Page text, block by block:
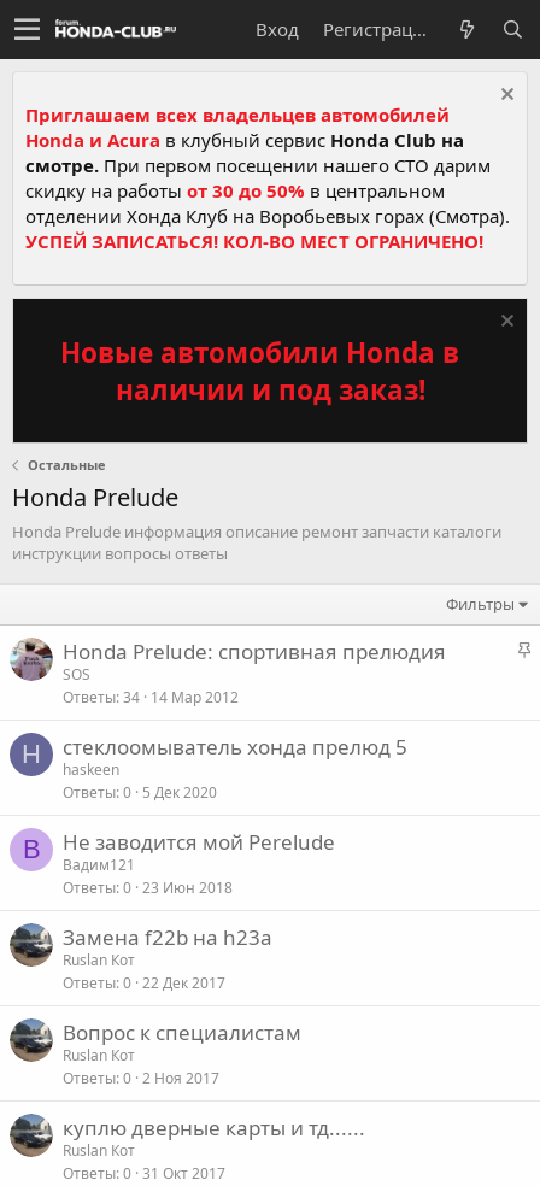
Вход Регистрация
Приглашаем всех владельцев автомобилей
Honda и Acura в клубный сервис Honda Club на
смотре. При первом посещении нашего СТО дарим
скидку на работы от 30 до 50% в центральном
отделении Хонда Клуб на Воробьевых горах (Смотра).
УСПЕЙ ЗАПИСАТЬСЯ! КОЛ-ВО МЕСТ ОГРАНИЧЕНО!
Новые автомобили Honda в
наличии и под заказ!
Остальные
Honda Prelude
Honda Prelude информация описание ремонт запчасти каталоги
инструкции вопросы ответы
Фильтры
З
Honda Prelude: спортивная прелюдия
SOS
Ответы 34 14 Мар 2012
H стеклоомыватель хонда прелюд 5
haskeen
Ответы 0 5 Дек 2020
В Не заводится мой Perelude
Вадим121
Ответы 0 23 Июн 2018
Замена f22b на h23a
Ruslan Кот
Ответы 0 22 Дек 2017
Вопрос к специалистам
Ruslan Кот
Ответы 0 2 Ноя 2017
куплю дверные карты и тд......
Ruslan Кот
Ответы 0 31 Окт 2017